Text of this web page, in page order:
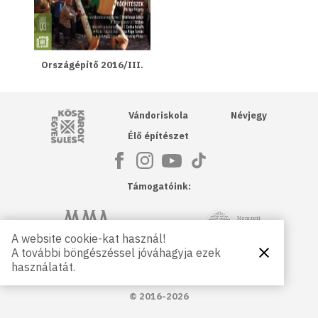
Országépítő 2016/III.
Kós Károly Egyesülés
Vándoriskola
Élő építészet
Névjegy
Támogatóink:
Magyar Művészeti Akadémia NKA
Petőfi Kulturális Ügynökség
© 2016-2026
A website cookie-kat használ!
A további böngészéssel jóváhagyja ezek
használatát.
Bezárás